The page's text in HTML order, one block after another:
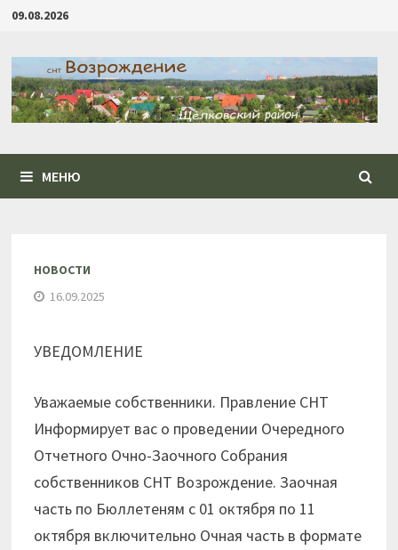
Перейти
содержимому
09.08.2026
МЕНЮ
НОВОСТИ
16.09.2025
УВЕДОМЛЕНИЕ
Уважаемые собственники. Правление СНТ
Информирует вас о проведении Очередного
Отчетного Очно-Заочного Собрания
собственников СНТ Возрождение. Заочная
часть по Бюллетеням с 01 октября по 11
октября включительно Очная часть в формате